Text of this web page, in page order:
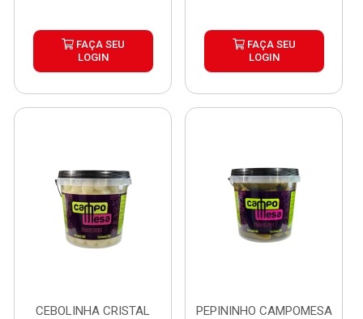
FAÇA SEU
LOGIN
FAÇA SEU
LOGIN
CEBOLINHA CRISTAL
PEPININHO CAMPOMESA